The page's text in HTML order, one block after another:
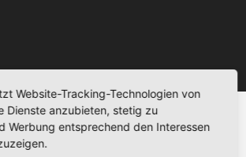
Website-Tracking-Technologien von
Dienste anzubieten, stetig zu
Werbung entsprechend den Interessen